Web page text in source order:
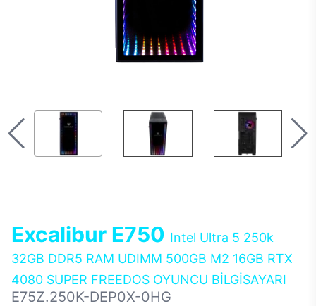
Excalibur E750 Intel Ultra 5 250k
32GB DDR5 RAM UDIMM 500GB M2 16GB RTX
4080 SUPER FREEDOS OYUNCU BİLGİSAYARI
E75Z.250K-DEP0X-0HG